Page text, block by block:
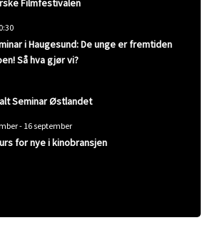
i Haugesund: De unge er fremtiden
Så hva gjør vi?
Seminar Østlandet
- 16 september
for nye i kinobransjen